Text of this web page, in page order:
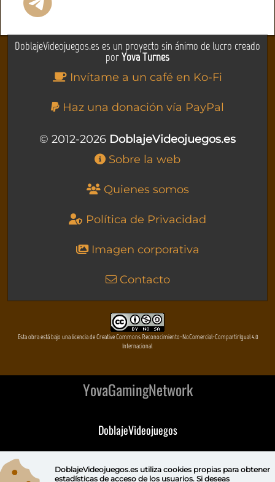
DoblajeVideojuegos.es es un proyecto sin ánimo de lucro creado
porYova Turnes
Invítame a un café en Ko-Fi
Haz una donación vía PayPal
© 2012-2026 DoblajeVideojuegos.es
Sobre la web
Quienes somos
Política de Privacidad
Imagen corporativa
Contacto
Esta obra está bajo una licencia de Creative Commons Reconocimiento-NoComercial-CompartirIgual 4.0
Internacional
YovaGamingNetwork
DoblajeVideojuegos
DoblajeVideojuegos.es utiliza cookies propiaspara obtener
estadísticas de acceso de los usuarios. Si deseas